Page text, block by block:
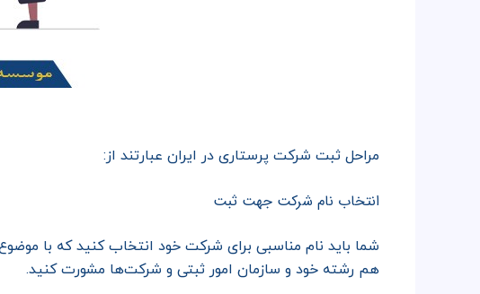
مراحل ثبت شرکت پرستاری در ایران عبارتند از:
انتخاب نام شرکت جهت ثبت
شما باید نام مناسبی برای شرکت خود انتخاب کنید که با
هم رشته خود و سازمان امور ثبتی و شرکت‌ها مشورت کنید.